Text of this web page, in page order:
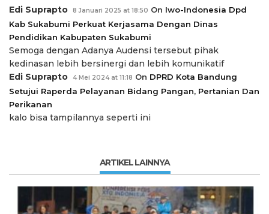
Edi Suprapto 8 Januari 2025 at 18:50 On Iwo-Indonesia Dpd
Kab Sukabumi Perkuat Kerjasama Dengan Dinas
Pendidikan Kabupaten Sukabumi
Semoga dengan Adanya Audensi tersebut pihak
kedinasan lebih bersinergi dan lebih komunikatif
Edi Suprapto
4 Mei 2024 at 11:18 On DPRD Kota Bandung
Setujui Raperda Pelayanan Bidang Pangan, Pertanian Dan
Perikanan
kalo bisa tampilannya seperti ini
ARTIKEL LAINNYA